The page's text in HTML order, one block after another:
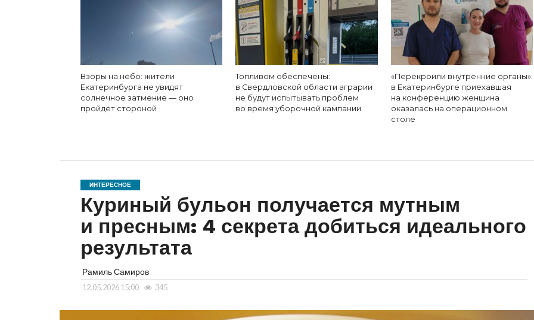
Взоры на небо: жители
Екатеринбурга не увидят
солнечное затмение — оно
пройдёт стороной
Топливом обеспечены:
в Свердловской области аграрии
не будут испытывать проблем
во время уборочной кампании
«Перекроили внутренние органы»:
в Екатеринбурге приехавшая
на конференцию женщина
оказалась на операционном
столе
ИНТЕРЕСНОЕ
Куриный бульон получается мутным
и пресным: 4 секрета добиться идеального
результата
Рамиль Самиров
12.05.2026 15:00 345